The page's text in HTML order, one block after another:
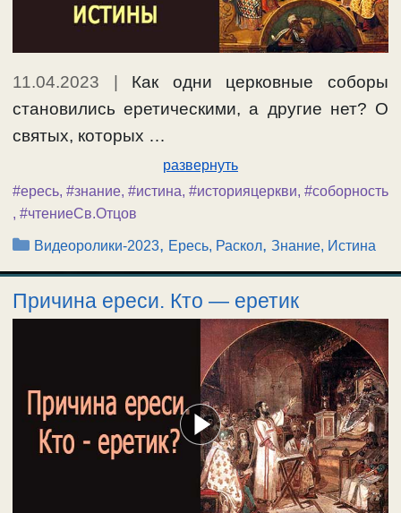
11.04.2023
Как одни церковные соборы
становились еретическими, а другие нет? О
святых, которых …
развернуть
#ересь, #знание, #истина, #историяцеркви, #соборность
, #чтениеСв.Отцов
Рубрики
Видеоролики-2023, Ересь, Раскол,Знание, Истина
Причина ереси. Кто — еретик